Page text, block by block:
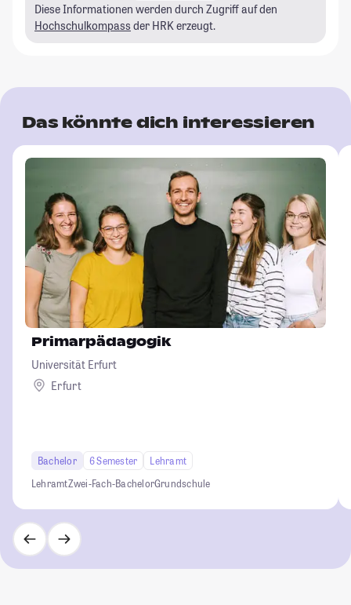
Diese Informationen werden durch Zugriff auf den
Hochschulkompass der HRK erzeugt.
Das könnte dich interessieren
Primarpädagogik
Universität Erfurt
Erfurt
Bachelor 6 Semester
Lehramt
LehramtZwei-Fach-BachelorGrundschule